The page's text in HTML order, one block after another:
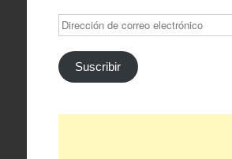
Dirección
de
correo
electrónico
Suscribir